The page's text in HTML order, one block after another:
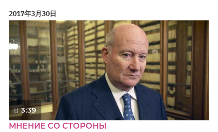
2017年3月30日
3:39
МНЕНИЕ СО СТОРОНЫ